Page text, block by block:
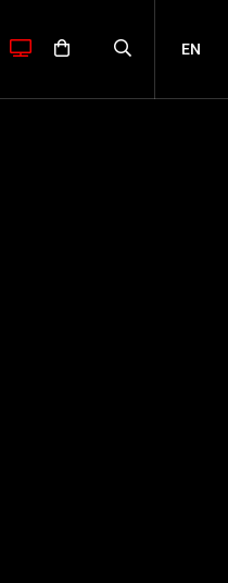
EN